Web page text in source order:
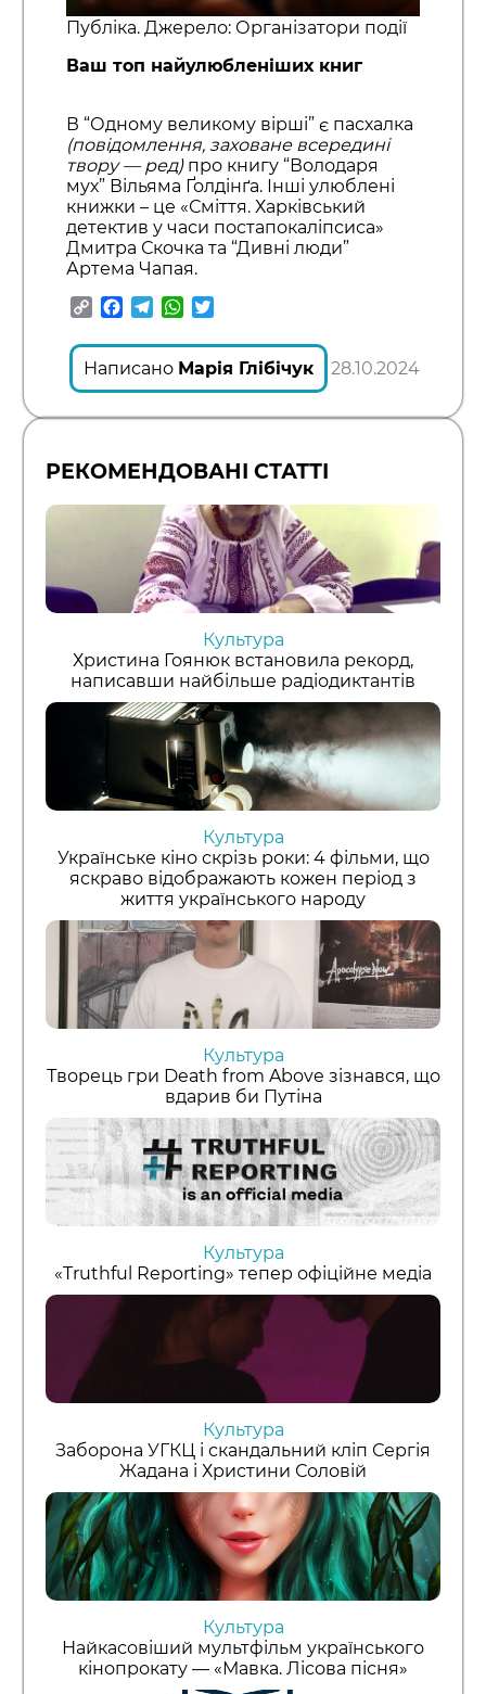
Публіка. Джерело: Організатори події
Ваш топ найулюбленіших книг
В “Одному великому вірші” є пасхалка
(повідомлення, заховане всередині
твору — ред) про книгу “Володаря
мух” Вільяма Ґолдінґа. Інші улюблені
книжки – це «Сміття. Харківський
детектив у часи постапокаліпсиса»
Дмитра Скочка та “Дивні люди”
Артема Чапая.
CopyFacebook
TelegramWhatsApp
Написано Марія Глібічук 28.10.2024
РЕКОМЕНДОВАНІ СТАТТІ
Культура
Христина Гоянюк встановила рекорд,
написавши найбільше радіодиктантів
Культура
Українське кіно скрізь роки: 4 фільми, що
яскраво відображають кожен період з
життя українського народу
Культура
Творець гри Death from Above зізнався, що
вдарив би Путіна
Культура
«Truthful Reporting» тепер офіційне медіа
Культура
Заборона УГКЦ і скандальний кліп Сергія
Жадана і Христини Соловій
Культура
Найкасовіший мультфільм українського
кінопрокату — «Мавка. Лісова пісня»